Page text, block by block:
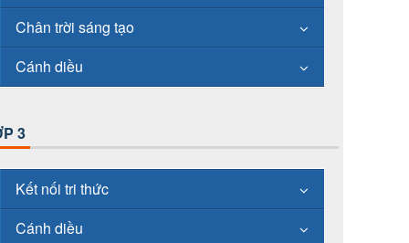
Chân trời sáng tạo
Cánh diều
3
Kết nối tri thức
Cánh diều